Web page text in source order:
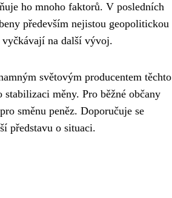
ho mnoho faktorů. V posledních
především nejistou geopolitickou
na další vývoj.
světovým producentem těchto
měny. Pro běžné občany
směnu peněz. Doporučuje se
představu o situaci.